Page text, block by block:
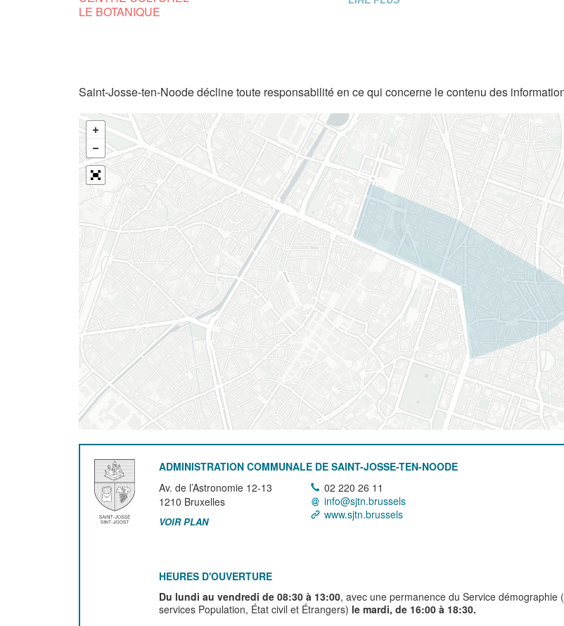
LE BOTANIQUE
Saint-Josse-ten-Noode décline toute responsabilité en ce qui concerne le contenu des
ADMINISTRATION COMMUNALE DE SAINT-JOSSE-TEN-NOODE
Av. de l’Astronomie 12-13
1210 Bruxelles
VOIR PLAN
02 220 26 11
info@sjtn.brussels
www.sjtn.brussels
HEURES D'OUVERTURE
Du lundi au vendredi de 08:30 à 13:00, avec une permanence du Service démographie
services Population, État civil et Étrangers) le mardi, de 16:00 à 18:30.